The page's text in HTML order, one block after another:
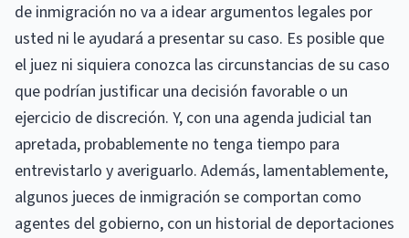
de inmigración no va a idear argumentos legales por
usted ni le ayudará a presentar su caso. Es posible que
el juez ni siquiera conozca las circunstancias de su caso
que podrían justificar una decisión favorable o un
ejercicio de discreción. Y, con una agenda judicial tan
apretada, probablemente no tenga tiempo para
entrevistarlo y averiguarlo. Además, lamentablemente,
algunos jueces de inmigración se comportan como
agentes del gobierno, con un historial de deportaciones